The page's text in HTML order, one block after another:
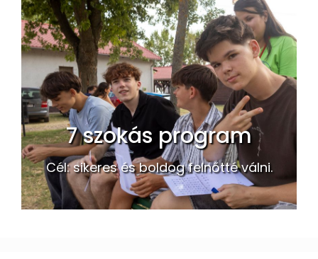
7 szokás program
Cél: sikeres és boldog felnőtté válni.